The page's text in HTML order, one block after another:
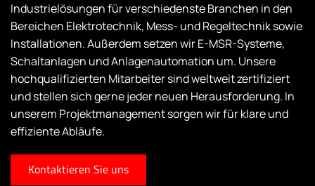
Industrielösungen für verschiedenste Branchen in den
Bereichen Elektrotechnik, Mess- und Regeltechnik sowie
Installationen. Außerdem setzen wir E-MSR-Systeme,
Schaltanlagen und Anlagenautomation um. Unsere
hochqualifizierten Mitarbeiter sind weltweit zertifiziert
und stellen sich gerne jeder neuen Herausforderung. In
unserem Projektmanagement sorgen wir für klare und
effiziente Abläufe.
Kontaktieren Sie uns